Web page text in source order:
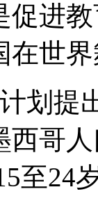
促进
在世
划提
西哥
至24